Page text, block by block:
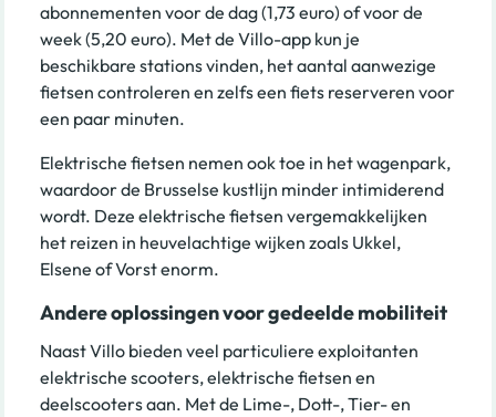
abonnementen voor de dag (1,73 euro) of voor de
week (5,20 euro). Met de Villo-app kun je
beschikbare stations vinden, het aantal aanwezige
fietsen controleren en zelfs een fiets reserveren voor
een paar minuten.
Elektrische fietsen nemen ook toe in het wagenpark,
waardoor de Brusselse kustlijn minder intimiderend
wordt. Deze elektrische fietsen vergemakkelijken
het reizen in heuvelachtige wijken zoals Ukkel,
Elsene of Vorst enorm.
Andere oplossingen voor gedeelde mobiliteit
Naast Villo bieden veel particuliere exploitanten
elektrische scooters, elektrische fietsen en
deelscooters aan. Met de Lime-, Dott-, Tier- en